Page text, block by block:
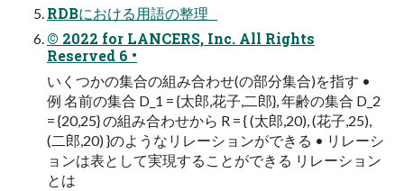
RDBにおける用語の整理
© 2022 for LANCERS, Inc. All Rights
Reserved 6 •
いくつかの集合の組み合わせ(の部分集合)を指す •
例 名前の集合 D_1 = {太郎,花子,二郎}, 年齢の集合 D_2
= {20,25} の組み合わせから R = { (太郎,20), (花子,25),
(二郎,20) }のようなリレーションができる • リレーシ
ョンは表として実現することができる リレーション
とは